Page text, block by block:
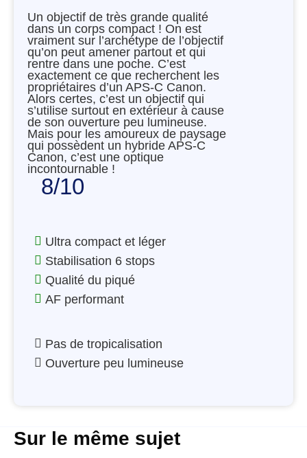
Un objectif de très grande qualité
dans un corps compact ! On est
vraiment sur l’archétype de l’objectif
qu’on peut amener partout et qui
rentre dans une poche. C’est
exactement ce que recherchent les
propriétaires d’un APS-C Canon.
Alors certes, c’est un objectif qui
s’utilise surtout en extérieur à cause
de son ouverture peu lumineuse.
Mais pour les amoureux de paysage
qui possèdent un hybride APS-C
Canon, c’est une optique
incontournable !
8/10
Ultra compact et léger
Stabilisation 6 stops
Qualité du piqué
AF performant
Pas de tropicalisation
Ouverture peu lumineuse
Sur le même sujet